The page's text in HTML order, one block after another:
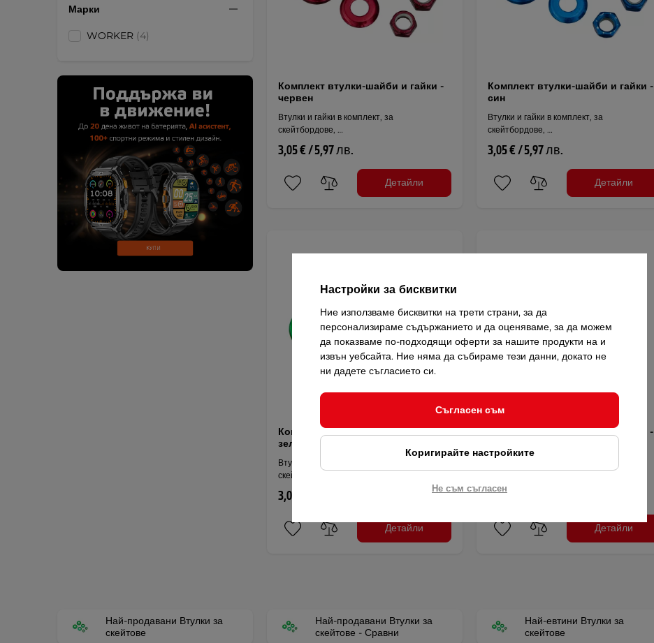
Марки
WORKER (4)
Комплект втулки-шайби и гайки -
червен
Втулки и гайки в комплект, за
скейтбордове, …
3,05 € / 5,97 лв.
Детайли
Комплект втулки-шайби и гайки -
син
Втулки и гайки в комплект, за
скейтбордове, …
3,05 € / 5,97 лв.
Детайли
Комплект втулки-шайби и гайки -
зелен
Втулки и гайки в комплект, за
скейтбордове, …
3,05 € / 5,97 лв.
Детайли
Комплект втулки-шайби и гайки -
3,05 € / 5,97 лв.
Детайли
Най-продавани Втулки за
скейтове
Най-продавани Втулки за
скейтове - Сравни
Най-евтини Втулки за
скейтове
Настройки за бисквитки
Ние използваме бисквитки на трети страни, за да
персонализираме съдържанието и да оценяваме, за да можем
да показваме по-подходящи оферти за нашите продукти на и
извън уебсайта. Ние няма да събираме тези данни, докато не
ни дадете съгласието си.
Съгласен съм
Коригирайте настройките
Не съм съгласен